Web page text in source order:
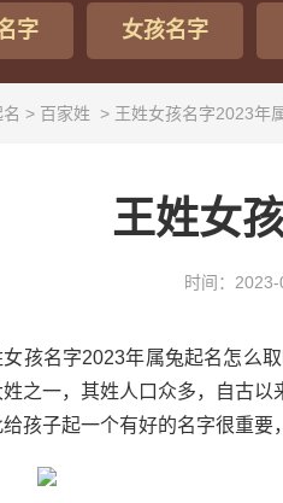
字 女孩名字
> 百家姓 > 王姓女孩名字2023年
王姓女
时间：
女孩名字2023年属兔起名怎么
姓之一，其姓人口众多，自古以
给孩子起一个有好的名字很重要